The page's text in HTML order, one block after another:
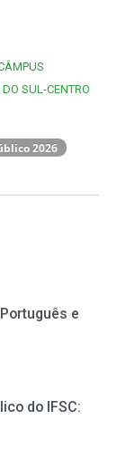
SUL-CENTRO
2026
e
do IFSC: